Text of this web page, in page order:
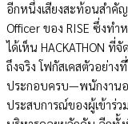
อีกหนึ่งเสียงสะท้อนสำคั
Officer ของ RISE ซึ่งท
ได้เห็น HACKATHON
ถึงจริง โฟกัสเคสตัวอย่า
ประกอบครบ—พนักงานอ
ประสบการณ์ของผู้เข้าร่